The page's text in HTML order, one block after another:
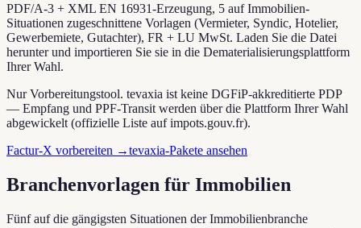
PDF/A-3 + XML EN 16931-Erzeugung, 5 auf Immobilien-
Situationen zugeschnittene Vorlagen (Vermieter, Syndic, Hotelier,
Gewerbemiete, Gutachter), FR + LU MwSt. Laden Sie die Datei
herunter und importieren Sie sie in die Dematerialisierungsplattform
Ihrer Wahl.
Nur Vorbereitungstool. tevaxia ist keine DGFiP-akkreditierte PDP
— Empfang und PPF-Transit werden über die Plattform Ihrer Wahl
abgewickelt (offizielle Liste auf impots.gouv.fr).
Factur-X vorbereiten →tevaxia-Pakete ansehen
Branchenvorlagen für Immobilien
Fünf auf die gängigsten Situationen der Immobilienbranche